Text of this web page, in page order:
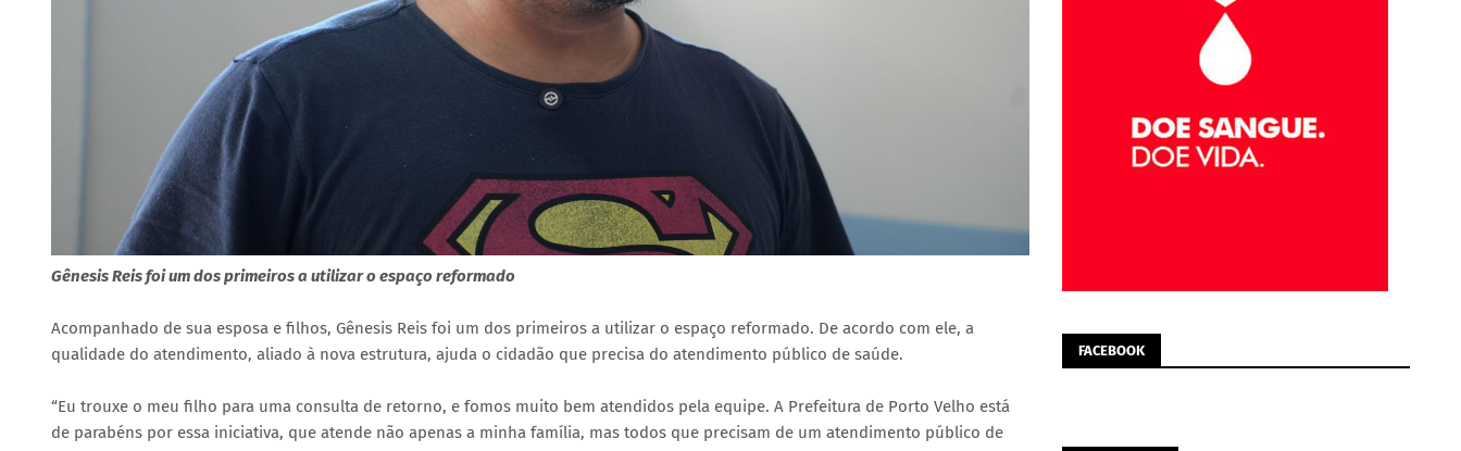
Gênesis Reis foi um dos primeiros a utilizar o espaço reformado
Acompanhado de sua esposa e filhos, Gênesis Reis foi um dos primeiros a utilizar o espaço reformado. De acordo com ele, a
qualidade do atendimento, aliado à nova estrutura, ajuda o cidadão que precisa do atendimento público de saúde.
“Eu trouxe o meu filho para uma consulta de retorno, e fomos muito bem atendidos pela equipe. A Prefeitura de Porto Velho está
de parabéns por essa iniciativa, que atende não apenas a minha família, mas todos que precisam de um atendimento público de
FACEBOOK